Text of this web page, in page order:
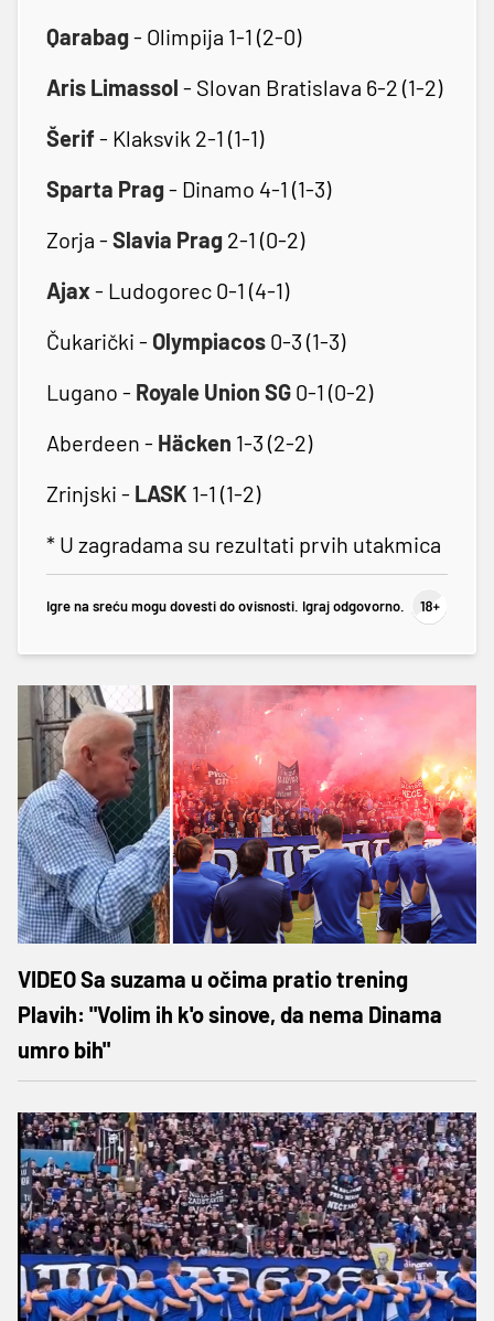
Qarabag- Olimpija 1-1 (2-0)
Aris Limassol - Slovan Bratislava 6-2 (1-2)
Šerif- Klaksvik 2-1 (1-1)
Sparta Prag- Dinamo 4-1 (1-3)
Zorja - Slavia Prag 2-1 (0-2)
Ajax- Ludogorec 0-1 (4-1)
Čukarički - Olympiacos 0-3 (1-3)
Lugano - Royale Union SG 0-1 (0-2)
Aberdeen - Häcken 1-3 (2-2)
Zrinjski - LASK 1-1 (1-2)
* U zagradama su rezultati prvih utakmica
Igre na sreću mogu dovesti do ovisnosti. Igraj odgovorno.
VIDEO Sa suzama u očima pratio trening
Plavih: "Volim ih k'o sinove, da nema Dinama
umro bih"